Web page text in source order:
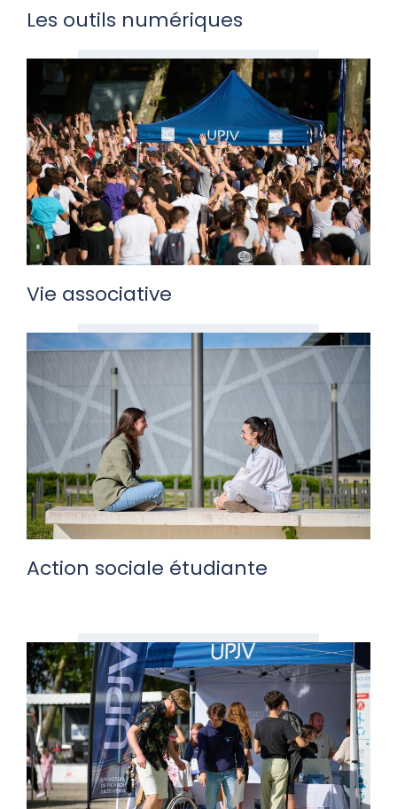
Les outils numériques
Vie associative
Action sociale étudiante